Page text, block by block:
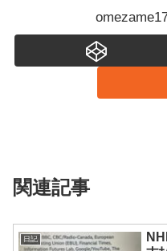
関連記事
日記